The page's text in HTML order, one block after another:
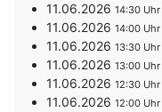
11.06.202614:30
11.06.202614:00
11.06.202613:30
11.06.202613:00
11.06.202612:30
11.06.202612:00